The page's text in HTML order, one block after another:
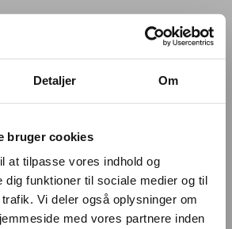
Detaljer Om
bruger cookies
at tilpasse vores indhold og
dig funktioner til sociale medier og til
Vi deler også oplysninger om
med vores partnere inden
was unable to load
moments and make sure not